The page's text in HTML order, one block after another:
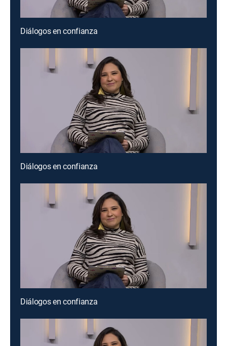
Diálogos en confianza
Diálogos en confianza
Diálogos en confianza